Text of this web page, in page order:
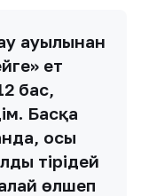
ауылынан
ет
бас,
Басқа
осы
тірідей
өлшеп